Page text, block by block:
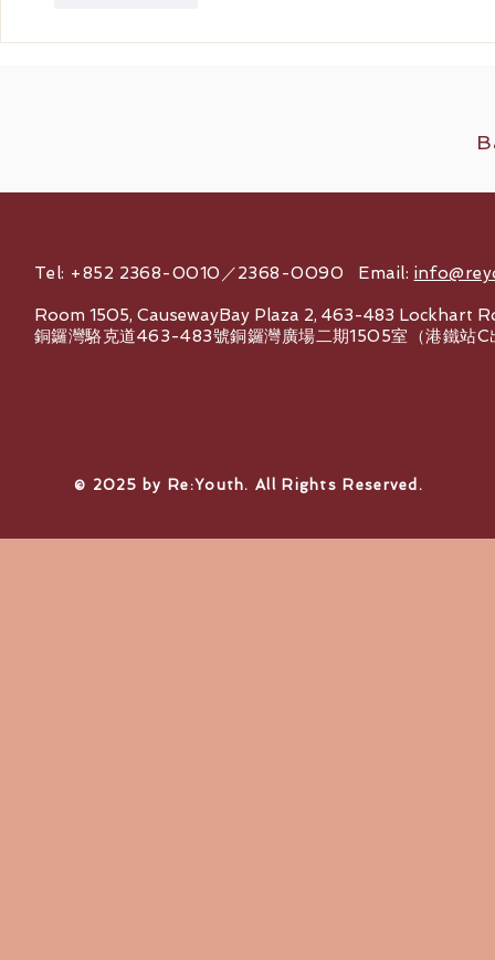
Tel: +852 2368-0010／2368-0090 Email:
Room 1505, CausewayBay Plaza 2, 463-483 Lockhart
銅鑼灣駱克道463-483號銅鑼灣廣場二期1505室（港鐵站C
© 2025 by Re:Youth. All Rights Reserved.